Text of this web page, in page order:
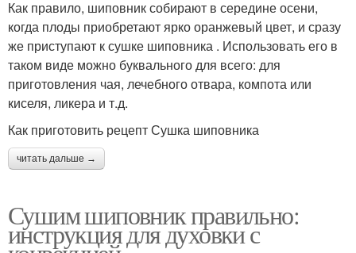
Как правило, шиповник собирают в середине осени,
когда плоды приобретают ярко оранжевый цвет, и сразу
же приступают к сушке шиповника . Использовать его в
таком виде можно буквального для всего: для
приготовления чая, лечебного отвара, компота или
киселя, ликера и т.д.
Как приготовить рецепт Сушка шиповника
читать дальше →
Сушим шиповник правильно:
инструкция для духовки с